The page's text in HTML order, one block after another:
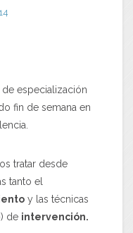
especialización
fin de semana en
tratar desde
tanto el
y las técnicas
de intervención.